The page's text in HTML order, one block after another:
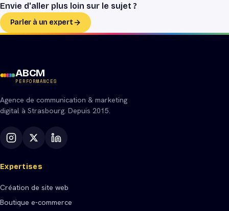
Envie d'aller plus loin sur le sujet ?
Parler à un expert
ABCM
PERFORMANCES
Agence de communication & marketing
digital à Strasbourg. Depuis 2015.
Expertises
Création de site web
Boutique e-commerce